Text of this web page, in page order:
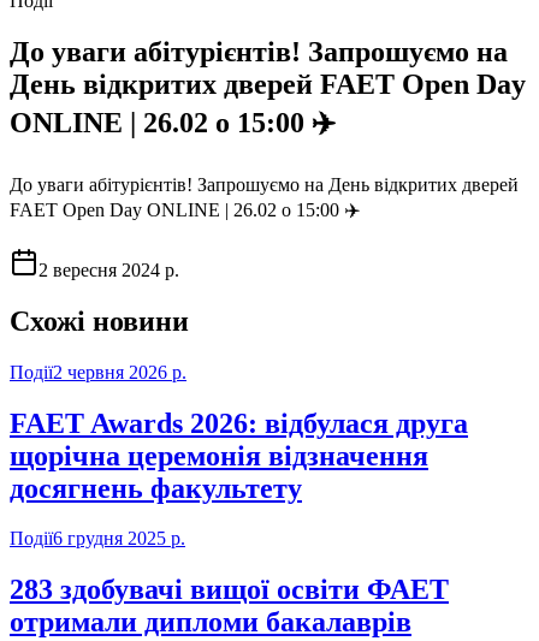
До уваги абітурієнтів! Запрошуємо на
День відкритих дверей FAET Open Day
ONLINE | 26.02 о 15:00 ✈️
До уваги абітурієнтів! Запрошуємо на День відкритих дверей
FAET Open Day ONLINE | 26.02 о 15:00 ✈️
2 вересня 2024 р.
Схожі новини
Події2 червня 2026 р.
FAET Awards 2026: відбулася друга
щорічна церемонія відзначення
досягнень факультету
Події6 грудня 2025 р.
283 здобувачі вищої освіти ФАЕТ
отримали дипломи бакалаврів